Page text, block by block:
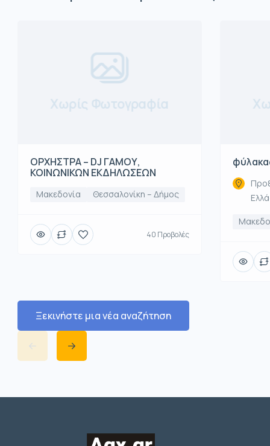
Χωρίς Φωτογραφία
ΟΡΧΗΣΤΡΑ – DJ ΓΑΜΟΥ,
ΚΟΙΝΩΝΙΚΩΝ ΕΚΔΗΛΩΣΕΩΝ
Μακεδονία Θεσσαλονίκη – Δήμος
40 Προβολές
Ξεκινήστε μια νέα αναζήτηση